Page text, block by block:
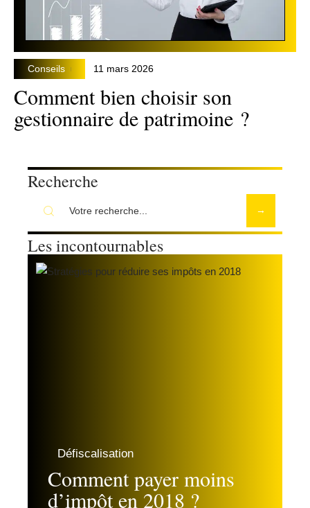
Conseils 11 mars 2026
Comment bien choisir son
gestionnaire de patrimoine ?
Recherche
Les incontournables
Défiscalisation
Comment payer moins
d’impôt en 2018 ?